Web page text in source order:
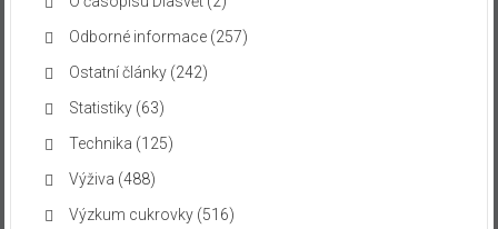
Odborné informace(257)
Ostatní články(242)
Statistiky(63)
Technika (125)
Výživa (488)
Výzkum cukrovky(516)